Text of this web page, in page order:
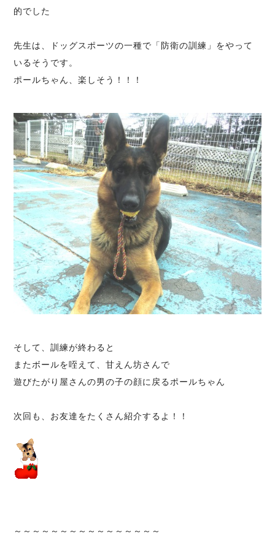
的でした
先生は、ドッグスポーツの一種で「防衛の訓練」をやって
いるそうです。
ポールちゃん、楽しそう！！！
そして、訓練が終わると
またボールを咥えて、甘えん坊さんで
遊びたがり屋さんの男の子の顔に戻るポールちゃん
次回も、お友達をたくさん紹介するよ！！
～～～～～～～～～～～～～～～～